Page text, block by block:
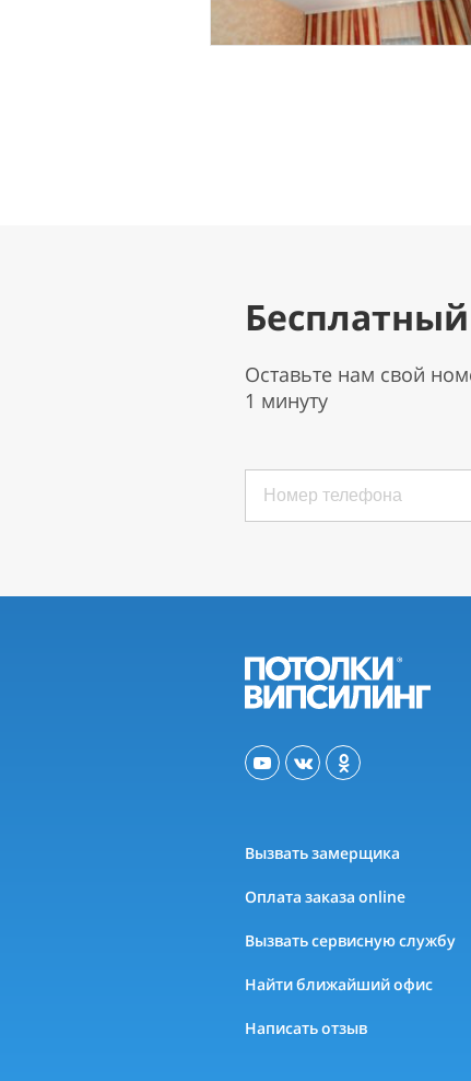
Оставьте нам свой
1 минуту
Вызвать замерщика
Оплата заказа online
Вызвать сервисную службу
Найти ближайший офис
Написать отзыв